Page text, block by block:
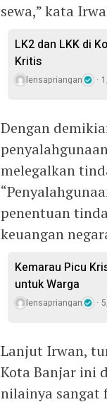
sewa,” kata
LK2 dan LKK di
Kritis
lensapriangan
Dengan
melegalkan
penentuan
keuangan
Kemarau Picu
untuk Warga
lensapriangan
Lanjut Irwan,
Kota Banjar ini
nilainya sangat